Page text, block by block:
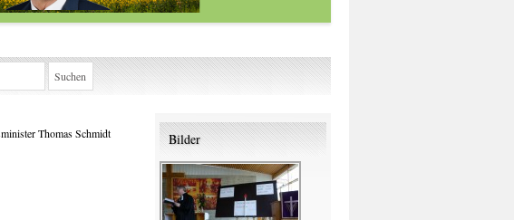
Thomas Schmidt
Bilder